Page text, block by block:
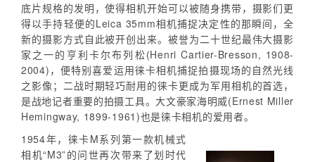
底片规格的发明，使得相机开始可以被随身携带，摄影们更
得以手持轻便的Leica 35mm相机捕捉决定性的那瞬间，全
新的摄影方式自此被开创出来。被誉为二十世纪最伟大摄影
家之一的亨利卡尔布列松(Henri Cartier-Bresson, 1908-
2004)，便特别喜爱运用徕卡相机捕捉拍摄现场的自然光线
之影像；二战时期轻巧耐用的徕卡更成为军用相机的首选，
是战地记者重要的拍摄工具。大文豪家海明威(Ernest Miller
Hemingway, 1899-1961)也是徕卡相机的爱用者。
1954年，徕卡M系列第一款机械式
相机“M3”的问世再次带来了划时代